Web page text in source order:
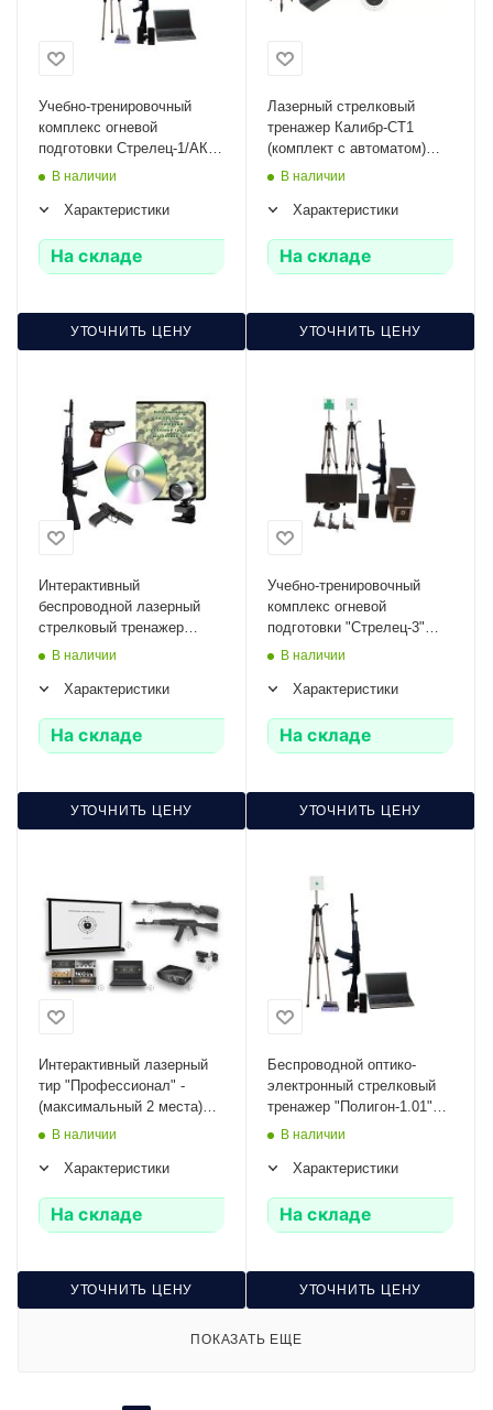
Учебно-тренировочный
комплекс огневой
подготовки Стрелец-1/АК
Zarnitza (массогабаритный
В наличии
Характеристики
На складе
УТОЧНИТЬ ЦЕНУ
Лазерный стрелковый
тренажер Калибр-СТ1
(комплект с автоматом)
Ziluo
В наличии
Характеристики
На складе
УТОЧНИТЬ ЦЕНУ
Интерактивный
беспроводной лазерный
стрелковый тренажер
"Штурмовик 1.03" Zarnitza
массогабаритные макеты
В наличии
Характеристики
На складе
УТОЧНИТЬ ЦЕНУ
Учебно-тренировочный
комплекс огневой
подготовки "Стрелец-3"
Zarnitza (массогабаритные
ПМ)
В наличии
Характеристики
На складе
УТОЧНИТЬ ЦЕНУ
Интерактивный лазерный
тир "Профессионал" -
(максимальный 2 места)
(128850071)
В наличии
Характеристики
На складе
УТОЧНИТЬ ЦЕНУ
Беспроводной оптико-
электронный стрелковый
тренажер "Полигон-1.01"
Zarnitza (одиночные и
В наличии
Характеристики
На складе
УТОЧНИТЬ ЦЕНУ
ПОКАЗАТЬ ЕЩЕ